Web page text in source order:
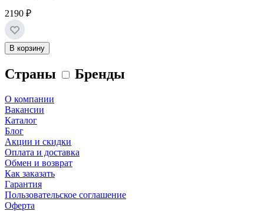
2190 ₽
В корзину
Страны Бренды
О компании
Вакансии
Каталог
Блог
Акции и скидки
Оплата и доставка
Обмен и возврат
Как заказать
Гарантия
Пользовательское соглашение
Оферта